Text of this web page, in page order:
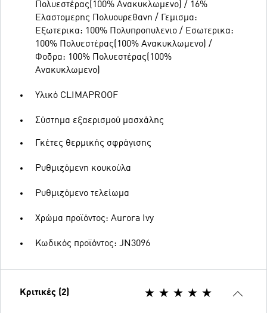
Πολυεστέρας(100% Ανακυκλωμενο) / 16%
Ελαστομερης Πολυουρεθανη / Γεμισμα:
Εξωτερικα: 100% Πολυπροπυλενιο / Εσωτερικα:
100% Πολυεστέρας(100% Ανακυκλωμενο) /
Φοδρα: 100% Πολυεστέρας(100%
Ανακυκλωμενο)
Υλικό CLIMAPROOF
Σύστημα εξαερισμού μασχάλης
Γκέτες θερμικής σφράγισης
Ρυθμιζόμενη κουκούλα
Ρυθμιζόμενο τελείωμα
Χρώμα προϊόντος: Aurora Ivy
Κωδικός προϊόντος: JN3096
Κριτικές (2)